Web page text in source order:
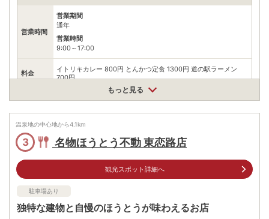
営業時間
営業期間
通年
営業時間
9:00～17:00
料金
イトリキカレー 800円 とんかつ定食 1300円 道の駅ラーメン
700円
アクセス
住所
車
公共交通機関
河口湖駅発 風穴方面行き約19分
駐車場
無料（90台）
※大型3台
電話番号 0555725633
もっと見る
温泉地の中心地から4.1km
3 名物ほうとう不動 東恋路店
観光スポット詳細へ
駐車場あり
独特な建物と自慢のほうとうが味わえるお店